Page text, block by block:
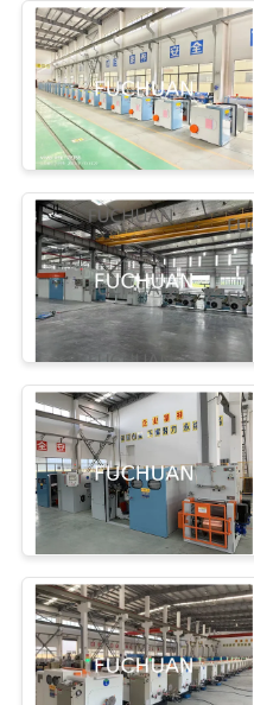
ΕΠΙΣΚΈΨΕΙΣ
ΣΤΟ
ΕΡΓΟΣΤΆΣΙΟ
ΈΛΕΓΧΟΣ
ΠΟΙΌΤΗΤΑΣ
ΕΠΙΚΟΙΝΩΝΉΣΤΕ
ΜΑΖΊ
ΜΑΣ
ΕΙΔΉΣΕΙΣ
ΥΠΟΘΈΣΕΙΣ
SITEMAP
PRIVACY